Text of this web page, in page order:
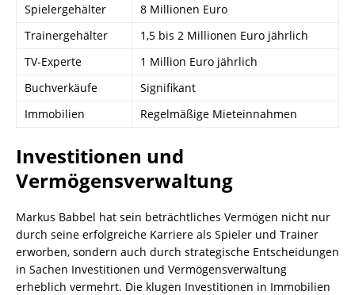
Spielergehälter
8 Millionen Euro
Trainergehälter
1,5 bis 2 Millionen Euro jährlich
TV-Experte
1 Million Euro jährlich
Buchverkäufe
Signifikant
Immobilien
Regelmäßige Mieteinnahmen
Investitionen und
Vermögensverwaltung
Markus Babbel hat sein beträchtliches Vermögen nicht nur
durch seine erfolgreiche Karriere als Spieler und Trainer
erworben, sondern auch durch strategische Entscheidungen
in Sachen Investitionen und Vermögensverwaltung
erheblich vermehrt. Die klugen Investitionen in Immobilien